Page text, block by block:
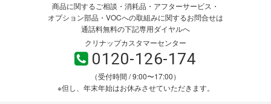
商品に関するご相談・消耗品・アフターサービス・
オプション部品・VOCへの取組みに関するお問合せは
通話料無料の下記専用ダイヤルへ
クリナップカスタマーセンター
0120-126-174
（受付時間 / 9:00〜17:00）
※但し、年末年始はお休みさせていただきます。